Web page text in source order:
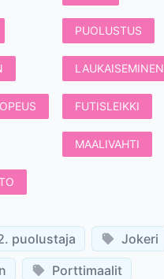
PUOLUSTUS
LAUKAISEMINEN
FUTISLEIKKI
MAALIVAHTI
puolustaja
Jokeri
Porttimaalit